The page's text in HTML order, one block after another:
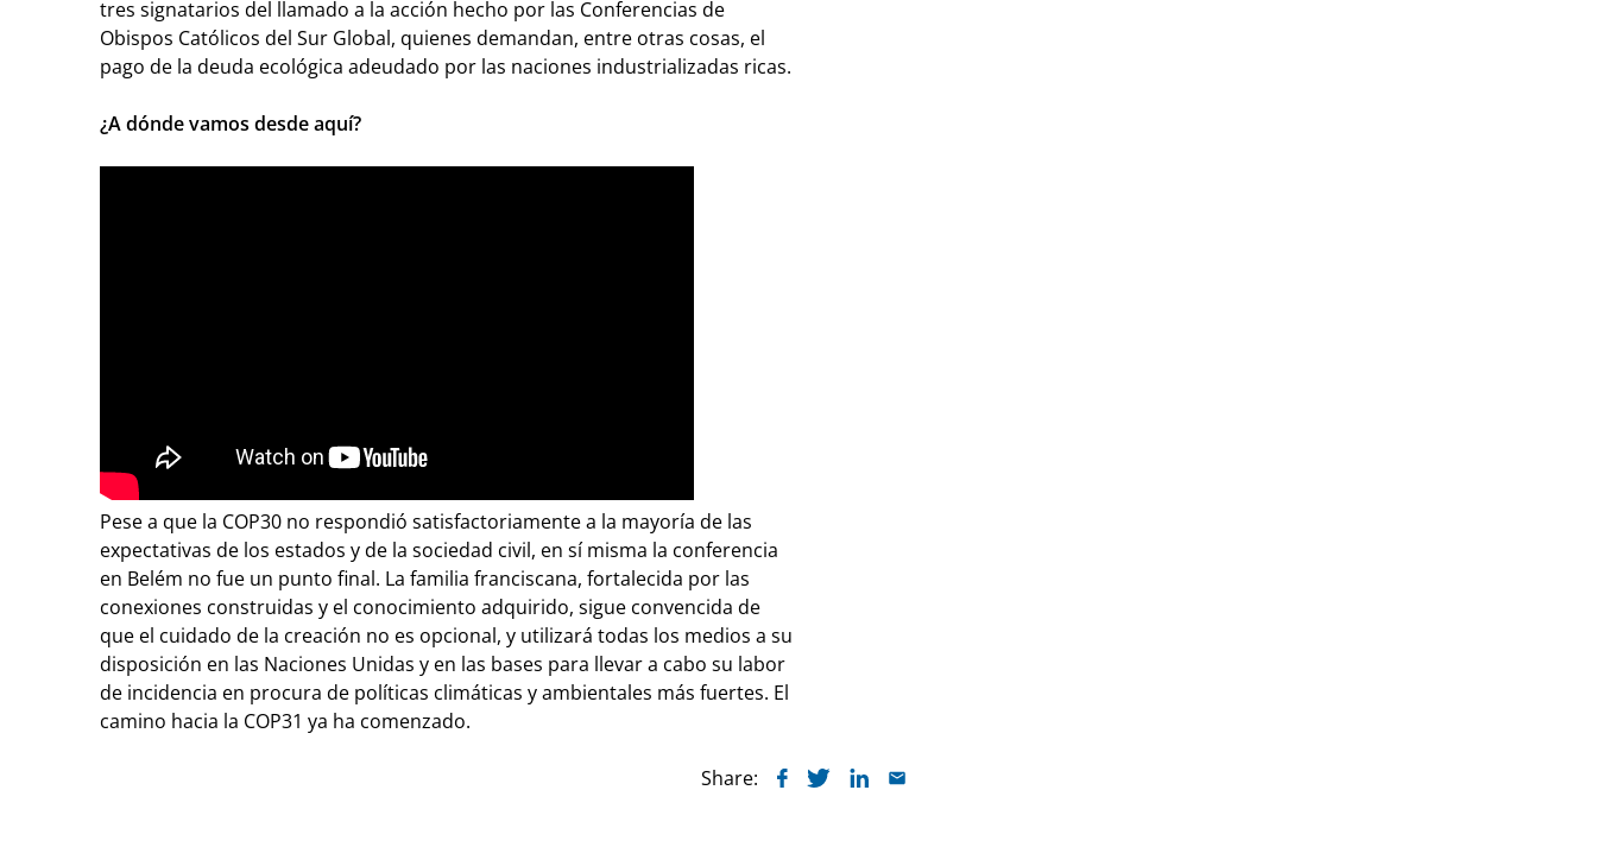
tres signatarios del llamado a la acción hecho por las Conferencias de
Obispos Católicos del Sur Global, quienes demandan, entre otras cosas, el
pago de la deuda ecológica adeudado por las naciones industrializadas ricas.
¿A dónde vamos desde aquí?
Pese a que la COP30 no respondió satisfactoriamente a la mayoría de las
expectativas de los estados y de la sociedad civil, en sí misma la conferencia
en Belém no fue un punto final. La familia franciscana, fortalecida por las
conexiones construidas y el conocimiento adquirido, sigue convencida de
que el cuidado de la creación no es opcional, y utilizará todas los medios a su
disposición en las Naciones Unidas y en las bases para llevar a cabo su labor
de incidencia en procura de políticas climáticas y ambientales más fuertes. El
camino hacia la COP31 ya ha comenzado.
Share: